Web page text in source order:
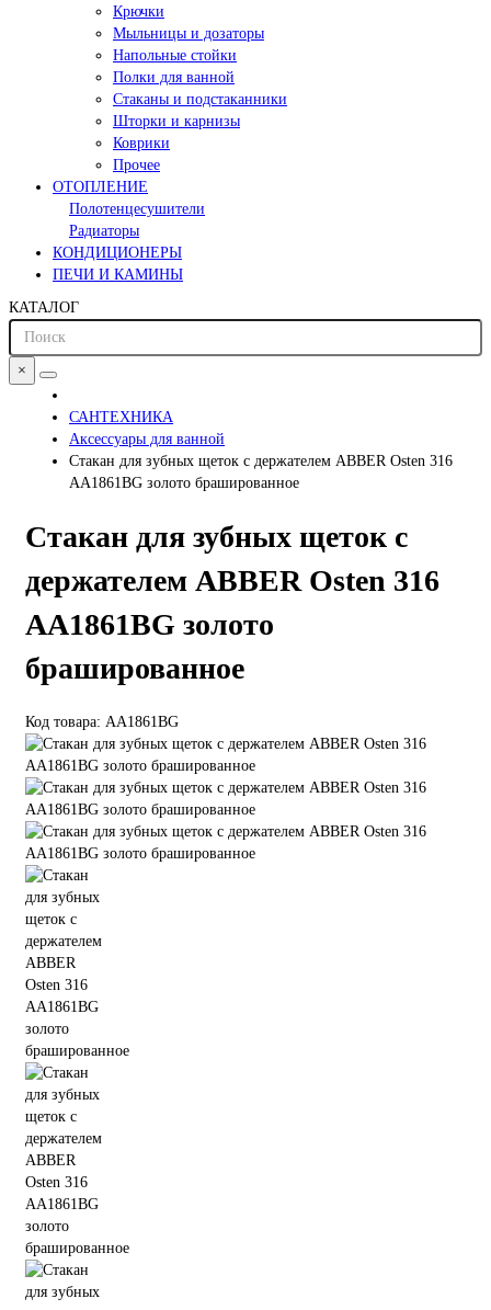
Крючки
Мыльницы и дозаторы
Напольные стойки
Полки для ванной
Стаканы и подстаканники
Шторки и карнизы
Коврики
Прочее
ОТОПЛЕНИЕ
Полотенцесушители
Радиаторы
КОНДИЦИОНЕРЫ
ПЕЧИ И КАМИНЫ
КАТАЛОГ
×
САНТЕХНИКА
Аксессуары для ванной
Стакан для зубных щеток с держателем ABBER Osten 316
AA1861BG золото брашированное
Стакан для зубных щеток с
держателем ABBER Osten 316
AA1861BG золото
брашированное
Код товара: AA1861BG